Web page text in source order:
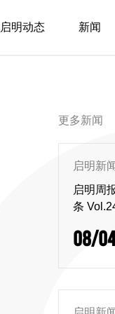
启明动态 新闻
更多新闻
启明新闻
启明周
条
08/04